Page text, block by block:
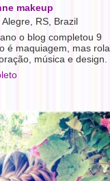
makeup
Alegre, RS, Brazil
o blog completou 9
é maquiagem, mas rola
música e design.